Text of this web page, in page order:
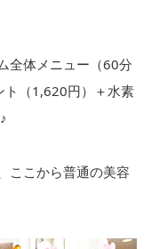
全体メニュー（60分
（1,620円）＋水素
ここから普通の美容